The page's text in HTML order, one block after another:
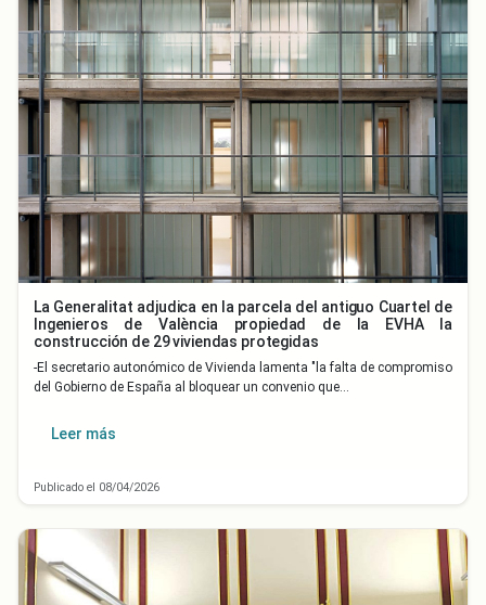
La Generalitat adjudica en la parcela del antiguo Cuartel de
Ingenieros de València propiedad de la EVHA la
construcción de 29 viviendas protegidas
-El secretario autonómico de Vivienda lamenta "la falta de compromiso
del Gobierno de España al bloquear un convenio que…
Leer más
Publicado el 08/04/2026